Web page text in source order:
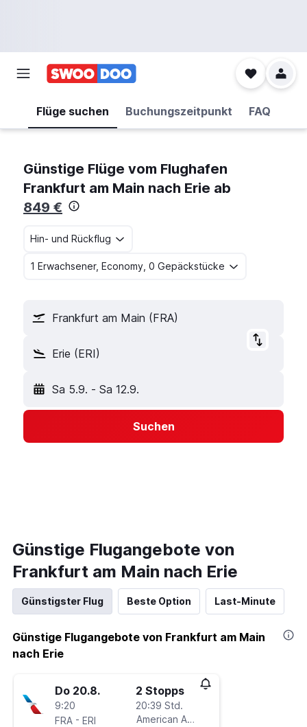
Flüge suchen Buchungszeitpunkt FAQ
Günstige Flüge vom Flughafen
Frankfurt am Main nach Erie ab
849 €
Hin- und Rückflug
1 Erwachsener, Economy, 0 Gepäckstücke
Frankfurt am Main (FRA)
Erie (ERI)
Sa 5.9. - Sa 12.9.
Suchen
Günstige Flugangebote von
Frankfurt am Main nach Erie
Günstigster Flug Beste Option Last-Minute
Günstige Flugangebote von Frankfurt am Main
nach Erie
Do 20.8.
9:20
FRA - ERI
2 Stopps
20:39 Std.
American Airlines